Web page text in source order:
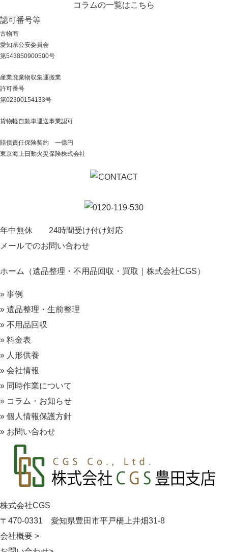
コラムの一覧はこちら
認可番号等
古物商
愛知県公安委員会
第543850900500号
産業廃棄物収集運搬業
許可番号
第02300154133号
貨物軽自動車運送事業認可
賠償責任保険契約 一億円
東京海上日動火災保険株式会社
年中無休 24時間受け付け対応
メールでのお問い合わせ
ホーム（遺品整理・不用品回収・買取｜株式会社CGS）
» 事例
» 遺品整理・生前整理
» 不用品回収
» 料金表
» 人形供養
» 会社情報
» 同時作業について
» コラム・お知らせ
» 個人情報保護方針
» お問い合わせ
株式会社CGS
〒470-0331 愛知県豊田市平戸橋上井畑31-8
会社概要 >